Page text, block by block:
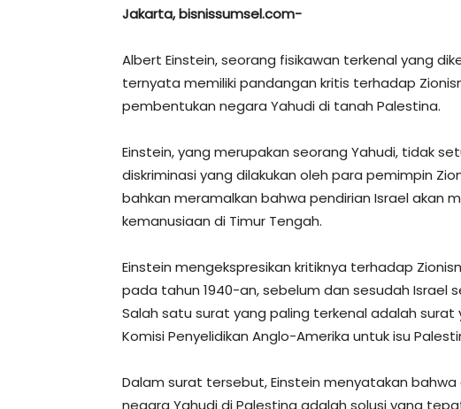
Jakarta, bisnissumsel.com-
Albert Einstein, seorang fisikawan terkenal yang
ternyata memiliki pandangan kritis terhadap
pembentukan negara Yahudi di tanah Palestina.
Einstein, yang merupakan seorang Yahudi, tidak
diskriminasi yang dilakukan oleh para pemimpin
bahkan meramalkan bahwa pendirian Israel akan
kemanusiaan di Timur Tengah.
Einstein mengekspresikan kritiknya terhadap
pada tahun 1940-an, sebelum dan sesudah Israel
Salah satu surat yang paling terkenal adalah
Komisi Penyelidikan Anglo-Amerika untuk isu
Dalam surat tersebut, Einstein menyatakan
negara Yahudi di Palestina adalah solusi yang